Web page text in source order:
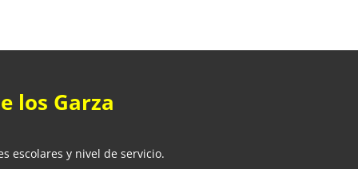
los Garza
escolares y nivel de servicio.